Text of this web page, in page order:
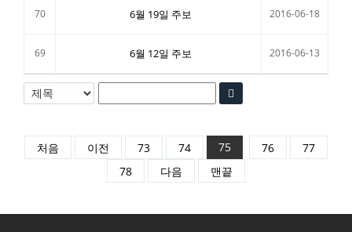
70 6월 19일 주보 2016-06-18
69 6월 12일 주보 2016-06-13
처음 이전 73 74 75 76
77
78
다음 맨끝